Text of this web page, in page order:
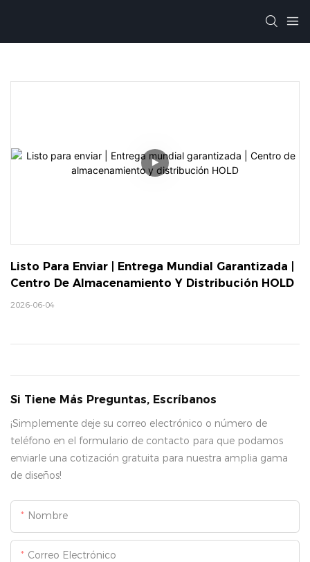
Listo Para Enviar | Entrega Mundial Garantizada |
Centro De Almacenamiento Y Distribución HOLD
2026-06-04
Si Tiene Más Preguntas, Escríbanos
¡Simplemente deje su correo electrónico o número de
teléfono en el formulario de contacto para que podamos
enviarle una cotización gratuita para nuestra amplia gama
de diseños!
Nombre
Correo Electrónico